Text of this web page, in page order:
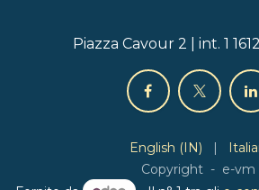
Piazza Cavour 2 | int. 1
Copyright - e-vm
English (IN) |